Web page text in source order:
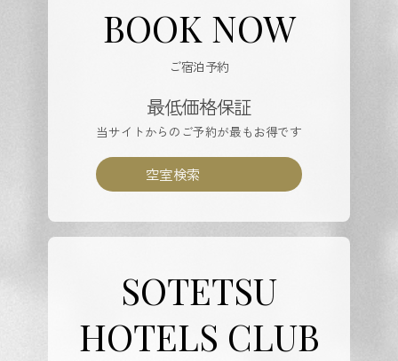
BOOK NOW
ご宿泊予約
最低価格保証
当サイトからのご予約が最もお得です
空室検索
SOTETSU
HOTELS CLUB